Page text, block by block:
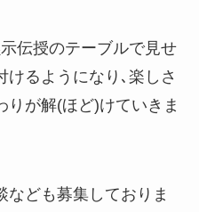
伝授のテーブルで見せ
けるようになり､楽しさ
りが解(ほど)けていきま
なども募集しておりま